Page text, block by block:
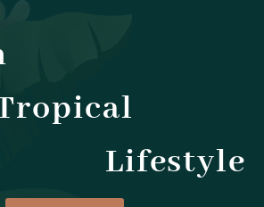
Lifestyle